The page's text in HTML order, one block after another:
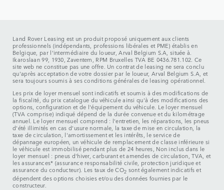
Land Rover Leasing est un produit proposé uniquement aux clients
professionnels (indépendants, professions libérales et PME) établis en
Belgique, par l'intermédiaire du loueur, Arval Belgium S.A, située à.
Ikaroslaan 99, 1930, Zaventem, RPM Bruxelles TVA BE 0436.781.102. Ce
site web ne constitue pas une offre. Un contrat de leasing ne sera conclu
qu'après acceptation de votre dossier par le loueur, Arval Belgium S.A, et
sera toujours soumis à ses conditions générales de leasing opérationnel.
Les prix de loyer mensuel sont indicatifs et soumis à des modifications de
la fiscalité, du prix catalogue du véhicule ainsi qu'à des modifications des
options, configuration et de l'équipement du véhicule. Le loyer mensuel
(TVA comprise) indiqué dépend de la durée convenue et du kilométrage
annuel. Le loyer mensuel comprend : l'entretien, les réparations, les pneus
d'été illimités en cas d'usure normale, la taxe de mise en circulation, la
taxe de circulation, l'amortissement et les intérêts, le service de
dépannage européen, un véhicule de remplacement de classe inférieure si
le véhicule est immobilisé pendant plus de 24 heures, Non inclus dans le
loyer mensuel : pneus d'hiver, carburant et amendes de circulation, TVA, et
les assurances* (assurance responsabilité civile, protection juridique et
assurance du conducteur). Les taux de CO2 sont également indicatifs et
dépendent des options choisies et/ou des données fournies par le
constructeur.